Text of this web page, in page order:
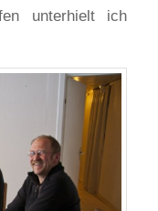
unterhielt ich